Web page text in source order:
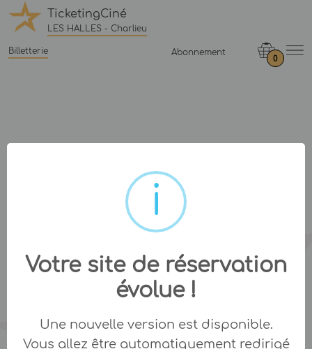
TicketingCiné
LES HALLES - Charlieu
Billetterie Abonnement
0
Votre site de réservation
évolue !
Une nouvelle version est disponible.
Vous allez être automatiquement redirigé